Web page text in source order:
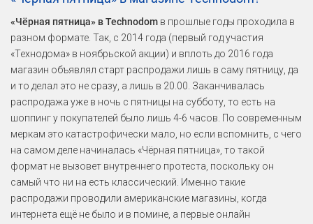
«Чёрная пятница» в Technodom в прошлые годы проходила в
разном формате. Так, с 2014 года (первый год участия
«Технодома» в ноябрьской акции) и вплоть до 2016 года
магазин объявлял старт распродажи лишь в саму пятницу, да
и то делал это не сразу, а лишь в 20.00. Заканчивалась
распродажа уже в ночь с пятницы на субботу, то есть на
шоппинг у покупателей было лишь 4-6 часов. По современным
меркам это катастрофически мало, но если вспомнить, с чего
на самом деле начиналась «Чёрная пятница», то такой
формат не вызовет внутреннего протеста, поскольку он
самый что ни на есть классический. Именно такие
распродажи проводили американские магазины, когда
интернета ещё не было и в помине, а первые онлайн